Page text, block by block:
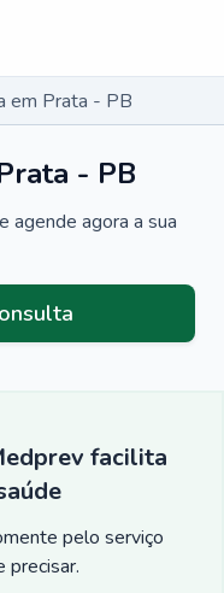
em Prata - PB
- PB
agende agora a sua
facilita
pelo serviço
precisar.